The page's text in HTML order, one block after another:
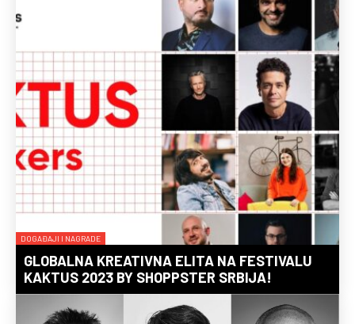
DOGAĐAJI I NAGRADE
GLOBALNA KREATIVNA ELITA NA FESTIVALU
KAKTUS 2023 BY SHOPPSTER SRBIJA!